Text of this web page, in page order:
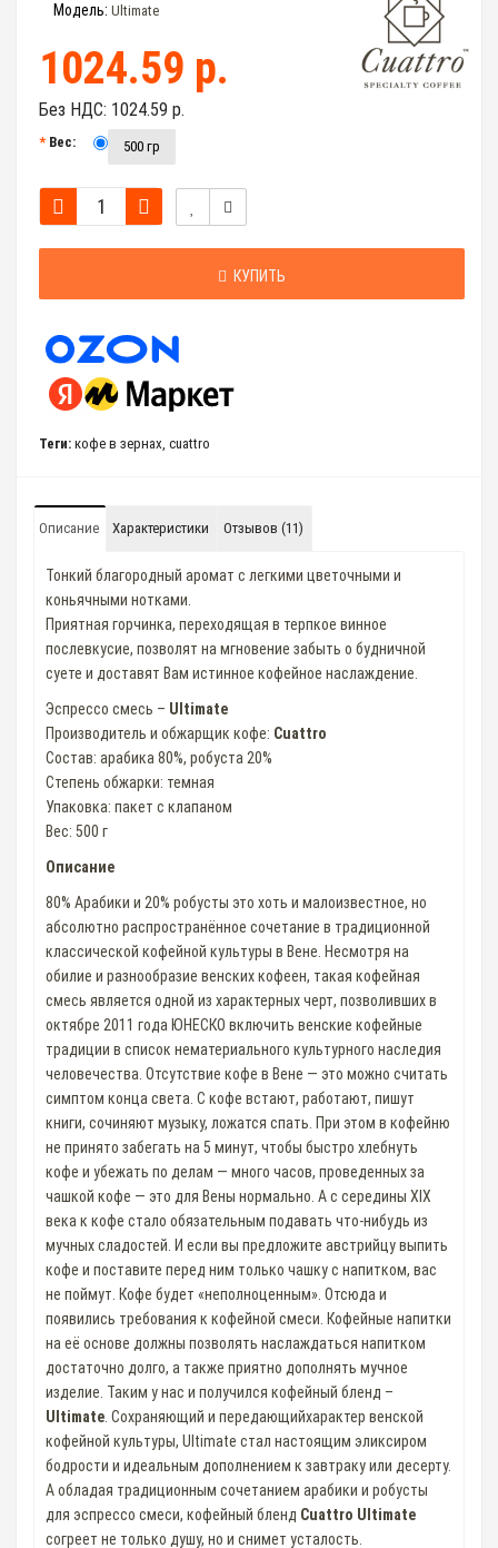
Модель: Ultimate
1024.59 р.
Без НДС: 1024.59 р.
Вес: 500 гр
КУПИТЬ
Теги: кофе в зернах, cuattro
Описание Характеристики Отзывов (11)
Тонкий благородный аромат c легкими цветочными и
коньячными нотками.
Приятная горчинка, переходящая в терпкое винное
послевкусие, позволят на мгновение забыть о будничной
суете и доставят Вам истинное кофейное наслаждение.
Эспрессо смесь – Ultimate
Производитель и обжарщик кофе: Cuattro
Состав: арабика 80%, робуста 20%
Степень обжарки: темная
Упаковка: пакет с клапаном
Вес: 500 г
Описание
80% Арабики и 20% робусты это хоть и малоизвестное, но
абсолютно распространённое сочетание в традиционной
классической кофейной культуры в Вене. Несмотря на
обилие и разнообразие венских кофеен, такая кофейная
смесь является одной из характерных черт, позволивших в
октябре 2011 года ЮНЕСКО включить венские кофейные
традиции в список нематериального культурного наследия
человечества. Отсутствие кофе в Вене — это можно считать
симптом конца света. С кофе встают, работают, пишут
книги, сочиняют музыку, ложатся спать. При этом в кофейню
не принято забегать на 5 минут, чтобы быстро хлебнуть
кофе и убежать по делам — много часов, проведенных за
чашкой кофе — это для Вены нормально. А с середины XIX
века к кофе стало обязательным подавать что-нибудь из
мучных сладостей. И если вы предложите австрийцу выпить
кофе и поставите перед ним только чашку с напитком, вас
не поймут. Кофе будет «неполноценным». Отсюда и
появились требования к кофейной смеси. Кофейные напитки
на её основе должны позволять наслаждаться напитком
достаточно долго, а также приятно дополнять мучное
изделие. Таким у нас и получился кофейный бленд –
Ultimate . Сохраняющий и передающийхарактер венской
кофейной культуры, Ultimate стал настоящим эликсиром
бодрости и идеальным дополнением к завтраку или десерту.
А обладая традиционным сочетанием арабики и робусты
для эспрессо смеси, кофейный бленд Cuattro Ultimate
согреет не только душу, но и снимет усталость.